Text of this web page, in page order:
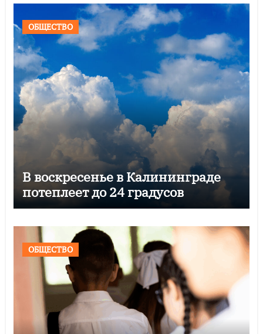
ОБЩЕСТВО
В воскресенье в Калининграде
потеплеет до 24 градусов
ОБЩЕСТВО